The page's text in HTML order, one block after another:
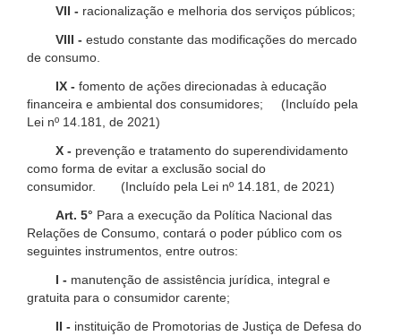
VII - racionalização e melhoria dos serviços públicos;
VIII - estudo constante das modificações do mercado
de consumo.
IX - fomento de ações direcionadas à educação
financeira e ambiental dos consumidores; (Incluído pela
Lei nº 14.181, de 2021)
X - prevenção e tratamento do superendividamento
como forma de evitar a exclusão social do
consumidor. (Incluído pela Lei nº 14.181, de 2021)
Art. 5° Para a execução da Política Nacional das
Relações de Consumo, contará o poder público com os
seguintes instrumentos, entre outros:
I - manutenção de assistência jurídica, integral e
gratuita para o consumidor carente;
II - instituição de Promotorias de Justiça de Defesa do